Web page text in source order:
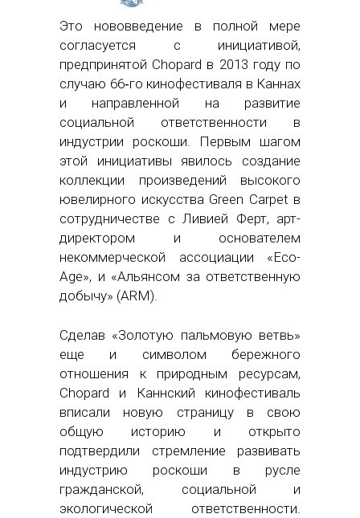
Это нововведение в полной мере
согласуется с инициативой,
предпринятой Chopard в 2013 году по
случаю 66‑го кинофестиваля в Каннах
и направленной на развитие
социальной ответственности в
индустрии роскоши. Первым шагом
этой инициативы явилось создание
коллекции произведений высокого
ювелирного искусства Green Carpet в
сотрудничестве с Ливией Ферт, арт-
директором и основателем
некоммерческой ассоциации «Eco-
Age», и «Альянсом за ответственную
добычу» (ARM).
Сделав «Золотую пальмовую ветвь»
еще и символом бережного
отношения к природным ресурсам,
Chopard и Каннский кинофестиваль
вписали новую страницу в свою
общую историю и открыто
подтвердили стремление развивать
индустрию роскоши в русле
гражданской, социальной и
экологической ответственности.